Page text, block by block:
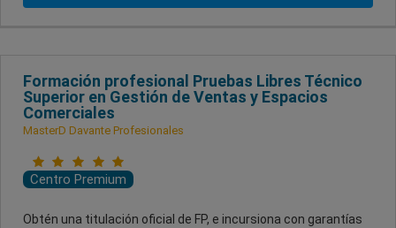
Formación profesional Pruebas Libres Técnico
Superior en Gestión de Ventas y Espacios
Comerciales
MasterD Davante Profesionales
Centro Premium
Obtén una titulación oficial de FP, e incursiona con garantías